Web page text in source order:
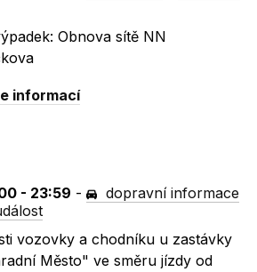
Obnova sítě NN
informací
- 23:59 -
dopravní informace
vozovky a chodníku u zastávky
Město" ve směru jízdy od